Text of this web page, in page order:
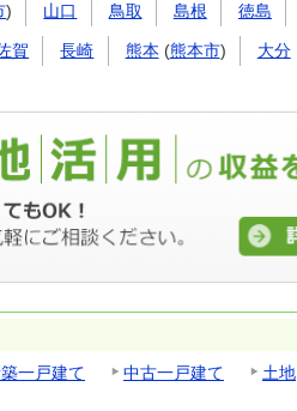
) 山口 鳥取 島根 徳島
賀 長崎 熊本 (熊本市) 大分
一戸建て 中古一戸建て 土地